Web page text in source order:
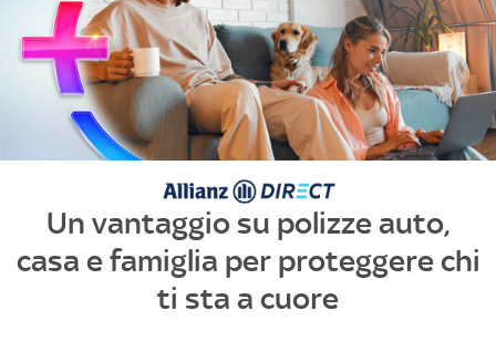
Un vantaggio su polizze auto,
casa e famiglia per proteggere chi
ti sta a cuore